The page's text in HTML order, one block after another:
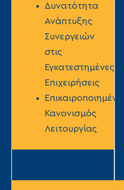
Δυνατότητα
Ανάπτυξης
Συνεργειών
στις
Εγκατεστημένες
Επιχειρήσεις
Επικαιροποιημένος
Κανονισμός
Λειτουργίας